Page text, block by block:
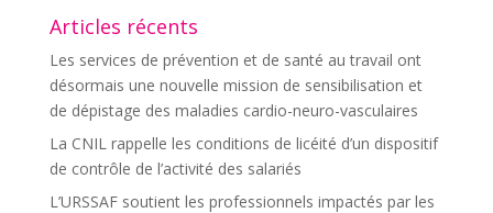
Articles récents
Les services de prévention et de santé au travail ont
désormais une nouvelle mission de sensibilisation et
de dépistage des maladies cardio-neuro-vasculaires
La CNIL rappelle les conditions de licéité d’un dispositif
de contrôle de l’activité des salariés
L’URSSAF soutient les professionnels impactés par les